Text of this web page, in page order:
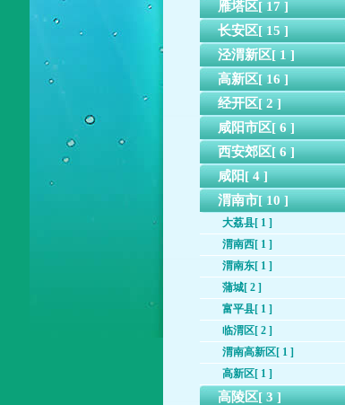
雁塔区[ 17 ]
长安区[ 15 ]
泾渭新区[ 1 ]
高新区[ 16 ]
经开区[ 2 ]
咸阳市区[ 6 ]
西安郊区[ 6 ]
咸阳[ 4 ]
渭南市[ 10 ]
大荔县[ 1 ]
渭南西[ 1 ]
渭南东[ 1 ]
蒲城[ 2 ]
富平县[ 1 ]
临渭区[ 2 ]
渭南高新区[ 1 ]
高新区[ 1 ]
高陵区[ 3 ]